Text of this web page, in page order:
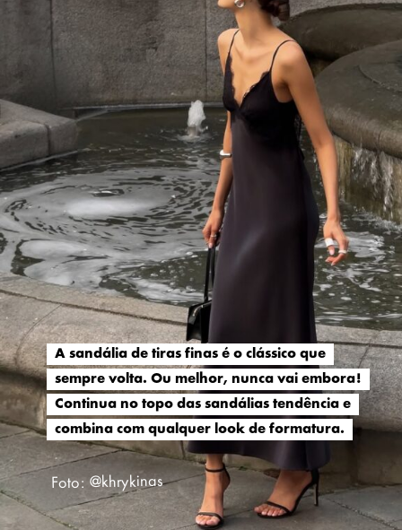
A sandália de tiras finas é o clássico que
sempre volta. Ou melhor, nunca vai embora!
Continua no topo das sandálias tendência e
combina com qualquer look de formatura.
A sandália de tiras finas é o clássico que
sempre volta. Ou melhor, nunca vai embora!
Continua no topo das sandálias tendência e
combina com qualquer look de formatura.
Foto: @khrykinas